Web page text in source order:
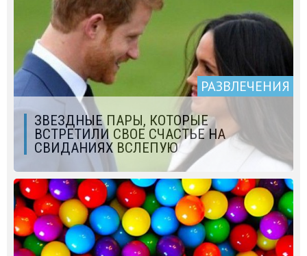
РАЗВЛЕЧЕНИЯ
ЗВЕЗДНЫЕ ПАРЫ, КОТОРЫЕ
ВСТРЕТИЛИ СВОЕ СЧАСТЬЕ НА
СВИДАНИЯХ ВСЛЕПУЮ